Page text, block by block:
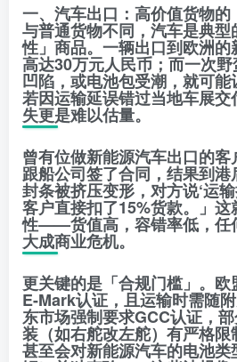
一、汽车出口：高价值货物
与普通货物不同，汽车是典
性」商品。一辆出口到欧洲
高达30万元人民币；而一次野
凹陷，或电池包受潮，就可能
若因运输延误错过当地车展
失更是难以估量。
曾有位做新能源汽车出口的
跟船公司签了合同，结果到
封条被挤压变形，对方说‘运
客户直接扣了15%货款。」
性——货值高，容错率低，任
大成商业危机。
更关键的是「合规门槛」。
E-Mark认证，且运输时需随
东市场强制要求GCC认证，
装（如右舵改左舵）有严格
甚至会对新能源汽车的电池